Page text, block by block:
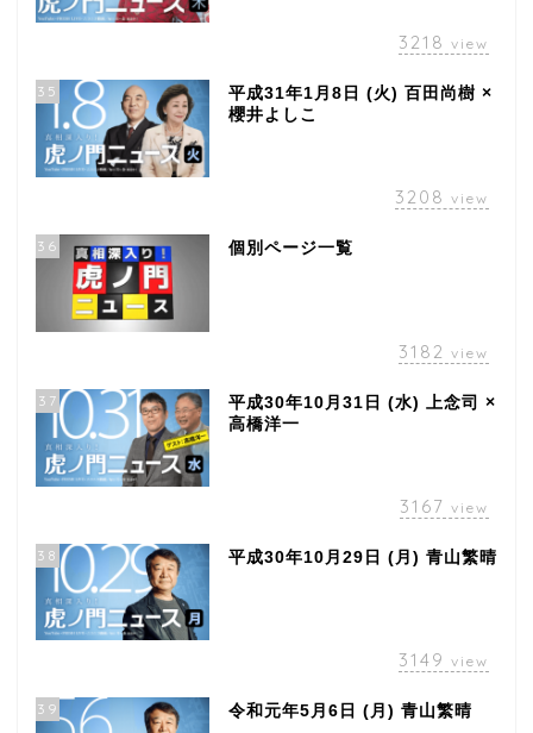
3218 view
35
平成31年1月8日 (火) 百田尚樹 ×
櫻井よしこ
3208 view
36 個別ページ一覧
3182 view
37
平成30年10月31日 (水) 上念司 ×
高橋洋一
3167 view
38 平成30年10月29日 (月) 青山繁晴
3149 view
39 令和元年5月6日 (月) 青山繁晴